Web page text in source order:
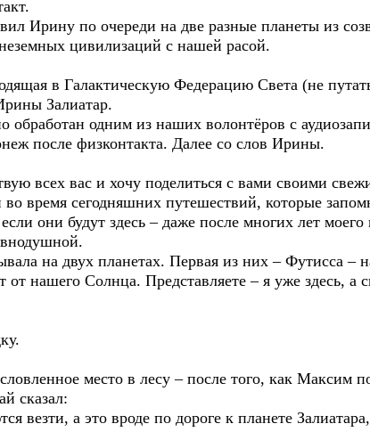
Ирину по очереди на две разные планеты из
цивилизаций с нашей расой.
в Галактическую Федерацию Света (не
Залиатар.
обработан одним из наших волонтёров с
после физконтакта. Далее со слов Ирины.
всех вас и хочу поделиться с вами своими
время сегодняшних путешествий, которые
они будут здесь – даже после многих лет
на двух планетах. Первая из них – Футисса –
от нашего Солнца. Представляете – я уже здесь, а
место в лесу – после того, как Максим
сказал:
везти, а это вроде по дороге к планете